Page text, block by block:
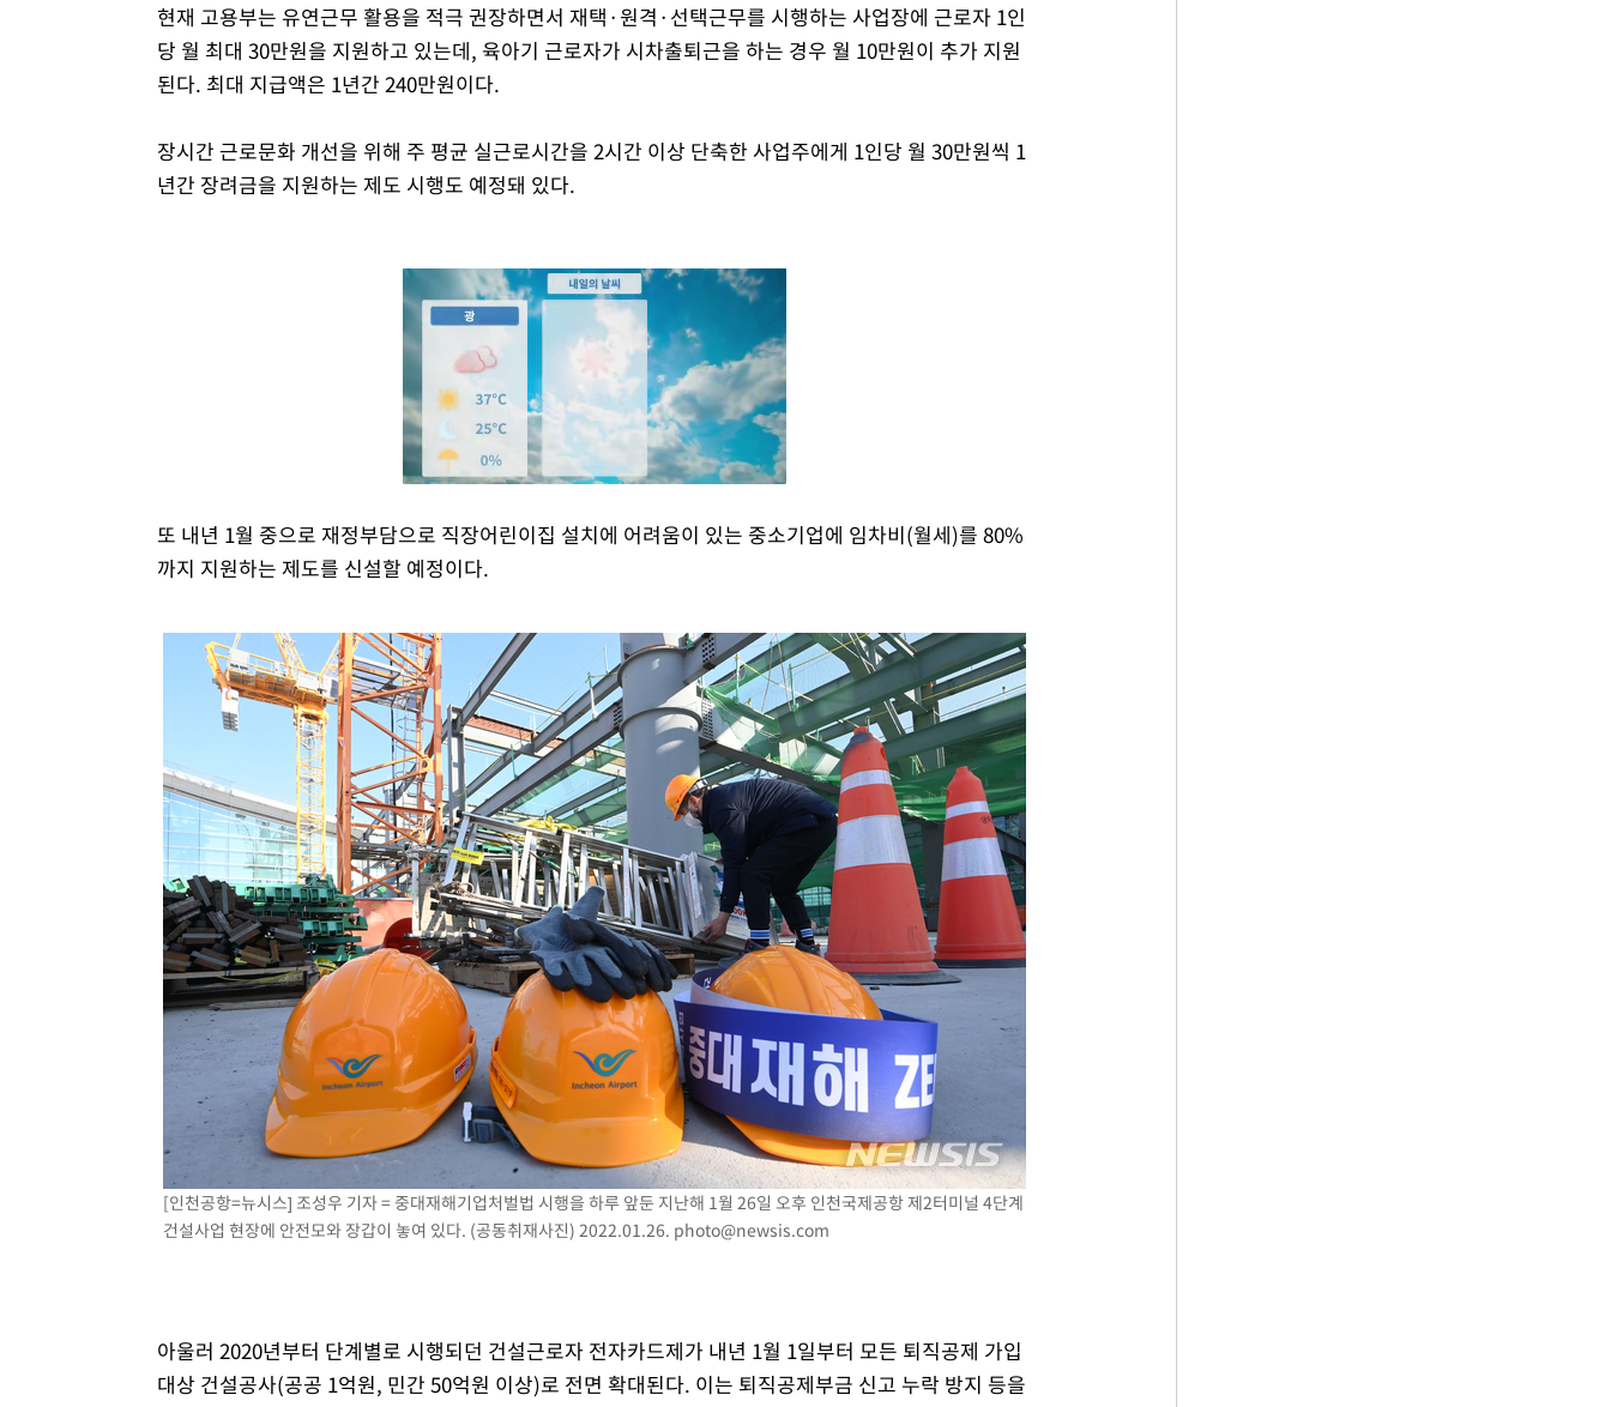
현재 고용부는 유연근무 활용을 적극 권장하면서 재택·원격·선택근무를 시행하는 사업장에 근로자 1인
당 월 최대 30만원을 지원하고 있는데, 육아기 근로자가 시차출퇴근을 하는 경우 월 10만원이 추가 지원
된다. 최대 지급액은 1년간 240만원이다.
장시간 근로문화 개선을 위해 주 평균 실근로시간을 2시간 이상 단축한 사업주에게 1인당 월 30만원씩 1
년간 장려금을 지원하는 제도 시행도 예정돼 있다.
또 내년 1월 중으로 재정부담으로 직장어린이집 설치에 어려움이 있는 중소기업에 임차비(월세)를 80%
까지 지원하는 제도를 신설할 예정이다.
[인천공항=뉴시스] 조성우 기자 = 중대재해기업처벌법 시행을 하루 앞둔 지난해 1월 26일 오후 인천국제공항 제2터미널 4단계
건설사업 현장에 안전모와 장갑이 놓여 있다. (공동취재사진) 2022.01.26. photo@newsis.com
아울러 2020년부터 단계별로 시행되던 건설근로자 전자카드제가 내년 1월 1일부터 모든 퇴직공제 가입
대상 건설공사(공공 1억원, 민간 50억원 이상)로 전면 확대된다. 이는 퇴직공제부금 신고 누락 방지 등을